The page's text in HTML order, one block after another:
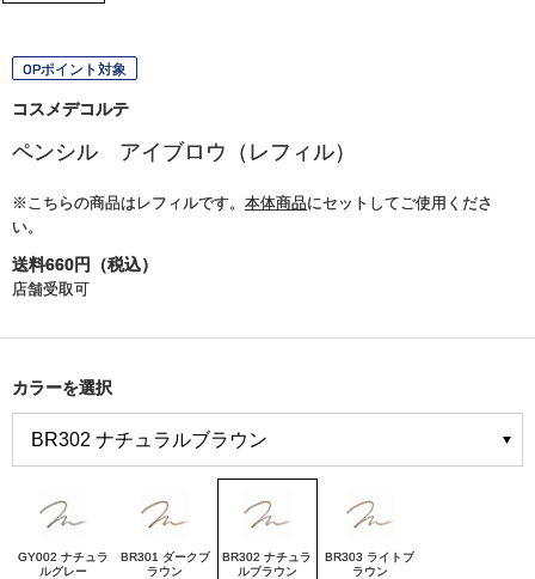
OPポイント対象
コスメデコルテ
ペンシル アイブロウ（レフィル）
※こちらの商品はレフィルです。 本体商品にセットしてご使用くださ
い。
送料660円（税込）
店舗受取可
カラーを選択
GY002 ナチュラ
ルグレー
BR301 ダークブ
ラウン
BR302 ナチュラ
ルブラウン
BR303 ライトブ
ラウン